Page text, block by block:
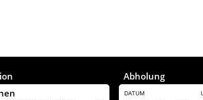
Abholung
DATUM